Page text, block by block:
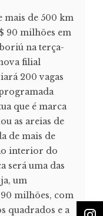
mais de 500 km
90 milhões em
na terça-
filial
200 vagas
que é marca
as areias de
de mais de
interior do
será uma das
um
milhões, com
quadrados e a